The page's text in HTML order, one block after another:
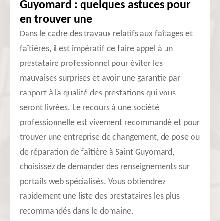
Guyomard : quelques astuces pour
en trouver une
Dans le cadre des travaux relatifs aux faîtages et
faîtières, il est impératif de faire appel à un
prestataire professionnel pour éviter les
mauvaises surprises et avoir une garantie par
rapport à la qualité des prestations qui vous
seront livrées. Le recours à une société
professionnelle est vivement recommandé et pour
trouver une entreprise de changement, de pose ou
de réparation de faîtière à Saint Guyomard,
choisissez de demander des renseignements sur
portails web spécialisés. Vous obtiendrez
rapidement une liste des prestataires les plus
recommandés dans le domaine.